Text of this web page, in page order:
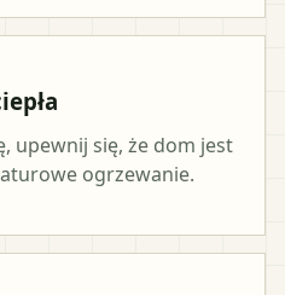
upewnij się, że dom jest
ogrzewanie.